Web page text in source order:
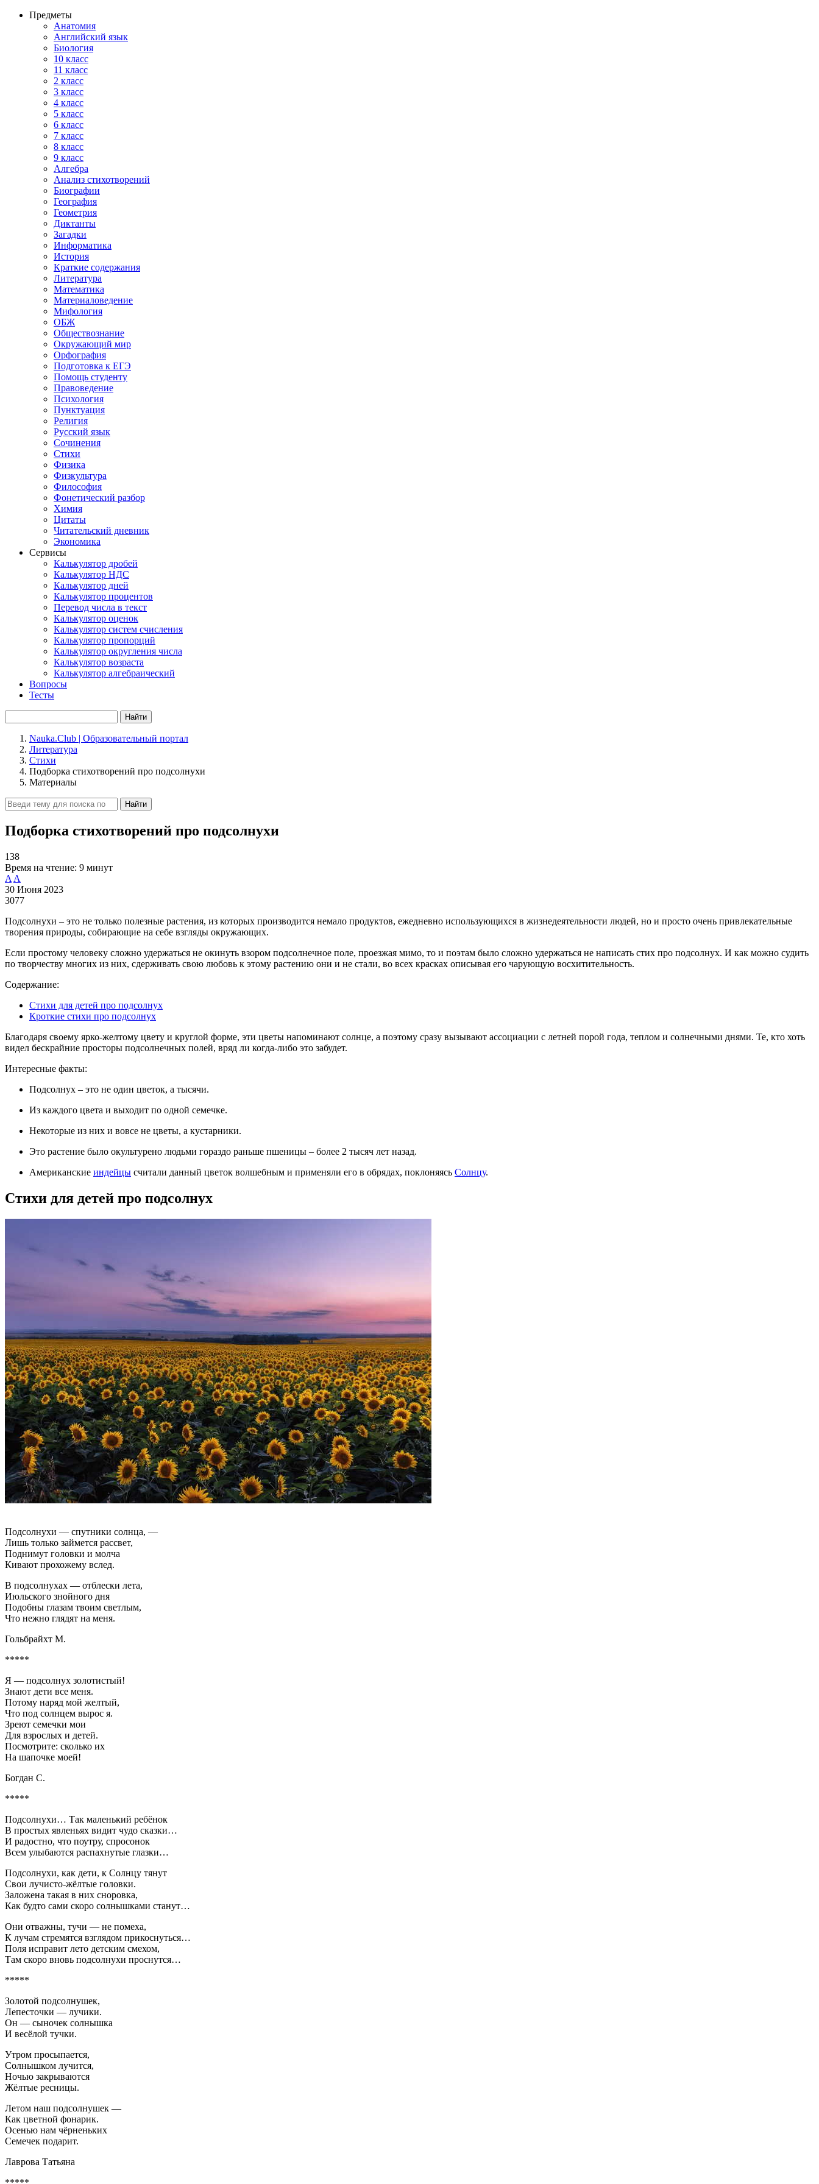
Предметы
Анатомия
Английский язык
Биология
10 класс
11 класс
2 класс
3 класс
4 класс
5 класс
6 класс
7 класс
8 класс
9 класс
Алгебра
Анализ стихотворений
Биографии
География
Геометрия
Диктанты
Загадки
Информатика
История
Краткие содержания
Литература
Математика
Материаловедение
Мифология
ОБЖ
Обществознание
Окружающий мир
Орфография
Подготовка к ЕГЭ
Помощь студенту
Правоведение
Психология
Пунктуация
Религия
Русский язык
Сочинения
Стихи
Физика
Физкультура
Философия
Фонетический разбор
Химия
Цитаты
Читательский дневник
Экономика
Сервисы
Калькулятор дробей
Калькулятор НДС
Калькулятор дней
Калькулятор процентов
Перевод числа в текст
Калькулятор оценок
Калькулятор систем счисления
Калькулятор пропорций
Калькулятор округления числа
Калькулятор возраста
Калькулятор алгебраический
Вопросы
Тесты
Найти
Nauka.Club | Образовательный портал
Литература
Стихи
Подборка стихотворений про подсолнухи
Материалы
Найти
Подборка стихотворений про подсолнухи
138
Время на чтение: 9 минут
A A
30 Июня 2023
3077
Подсолнухи – это не только полезные растения, из которых производится немало продуктов, ежедневно использующихся в жизнедеятельности людей, но и просто очень привлекательные
творения природы, собирающие на себе взгляды окружающих.
Если простому человеку сложно удержаться не окинуть взором подсолнечное поле, проезжая мимо, то и поэтам было сложно удержаться не написать стих про подсолнух. И как можно судить
по творчеству многих из них, сдерживать свою любовь к этому растению они и не стали, во всех красках описывая его чарующую восхитительность.
Содержание:
Стихи для детей про подсолнух
Кроткие стихи про подсолнух
Благодаря своему ярко-желтому цвету и круглой форме, эти цветы напоминают солнце, а поэтому сразу вызывают ассоциации с летней порой года, теплом и солнечными днями. Те, кто хоть
видел бескрайние просторы подсолнечных полей, вряд ли когда-либо это забудет.
Интересные факты:
Подсолнух – это не один цветок, а тысячи.
Из каждого цвета и выходит по одной семечке.
Некоторые из них и вовсе не цветы, а кустарники.
Это растение было окультурено людьми гораздо раньше пшеницы – более 2 тысяч лет назад.
Американские индейцы считали данный цветок волшебным и применяли его в обрядах, поклоняясь Солнцу.
Стихи для детей про подсолнух
Подсолнухи — спутники солнца, —
Лишь только займется рассвет,
Поднимут головки и молча
Кивают прохожему вслед.
В подсолнухах — отблески лета,
Июльского знойного дня
Подобны глазам твоим светлым,
Что нежно глядят на меня.
Гольбрайхт М.
*****
Я — подсолнух золотистый!
Знают дети все меня.
Потому наряд мой желтый,
Что под солнцем вырос я.
Зреют семечки мои
Для взрослых и детей.
Посмотрите: сколько их
На шапочке моей!
Богдан С.
*****
Подсолнухи… Так маленький ребёнок
В простых явленьях видит чудо сказки…
И радостно, что поутру, спросонок
Всем улыбаются распахнутые глазки…
Подсолнухи, как дети, к Солнцу тянут
Свои лучисто-жёлтые головки.
Заложена такая в них сноровка,
Как будто сами скоро солнышками станут…
Они отважны, тучи — не помеха,
К лучам стремятся взглядом прикоснуться…
Поля исправит лето детским смехом,
Там скоро вновь подсолнухи проснутся…
*****
Золотой подсолнушек,
Лепесточки — лучики.
Он — сыночек солнышка
И весёлой тучки.
Утром просыпается,
Солнышком лучится,
Ночью закрываются
Жёлтые ресницы.
Летом наш подсолнушек —
Как цветной фонарик.
Осенью нам чёрненьких
Семечек подарит.
Лаврова Татьяна